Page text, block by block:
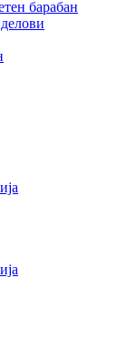
барабан